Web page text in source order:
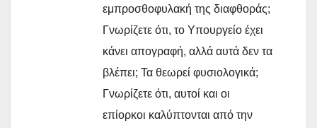
εμπροσθοφυλακή της διαφθοράς;
Γνωρίζετε ότι, το Υπουργείο έχει
κάνει απογραφή, αλλά αυτά δεν τα
βλέπει; Τα θεωρεί φυσιολογικά;
Γνωρίζετε ότι, αυτοί και οι
επίορκοι καλύπτονται από την